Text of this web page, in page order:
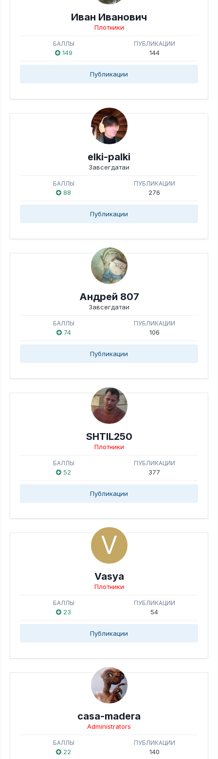
Иван Иванович
Плотники
БАЛЛЫ
149
ПУБЛИКАЦИИ
144
Публикации
elki-palki
Завсегдатаи
БАЛЛЫ
88
ПУБЛИКАЦИИ
276
Публикации
Андрей 807
Завсегдатаи
БАЛЛЫ
74
ПУБЛИКАЦИИ
106
Публикации
SHTIL250
Плотники
БАЛЛЫ
52
ПУБЛИКАЦИИ
377
Публикации
Vasya
Плотники
БАЛЛЫ
23
ПУБЛИКАЦИИ
54
Публикации
casa-madera
Administrators
БАЛЛЫ
22
ПУБЛИКАЦИИ
140